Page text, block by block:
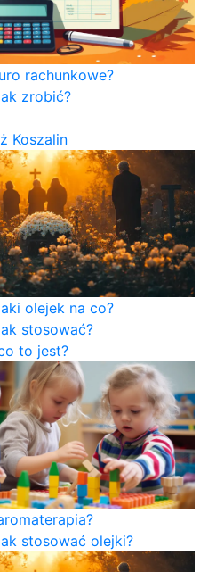
rachunkowe?
zrobić?
Koszalin
olejek na co?
stosować?
to jest?
stosować olejki?